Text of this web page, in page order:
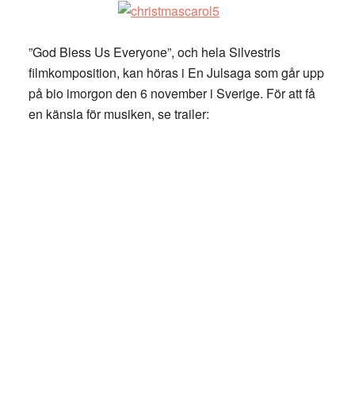
”God Bless Us Everyone”, och hela Silvestris
filmkomposition, kan höras i En Julsaga som går upp
på bio imorgon den 6 november i Sverige. För att få
en känsla för musiken, se trailer: